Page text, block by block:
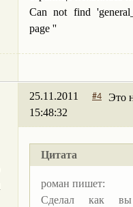
Can not find
page ''
Это
#4
25.11.2011
15:48:32
Цитата
роман пишет:
Cделал как